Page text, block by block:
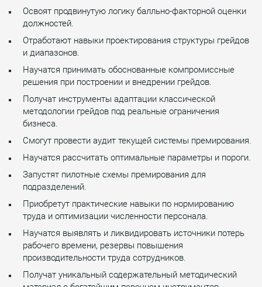
Освоят продвинутую логику балльно-факторной оценки
должностей.
Отработают навыки проектирования структуры грейдов
и диапазонов.
Научатся принимать обоснованные компромиссные
решения при построении и внедрении грейдов.
Получат инструменты адаптации классической
методологии грейдов под реальные ограничения
бизнеса.
Смогут провести аудит текущей системы премирования.
Научатся рассчитать оптимальные параметры и пороги.
Запустят пилотные схемы премирования для
подразделений.
Приобретут практические навыки по нормированию
труда и оптимизации численности персонала.
Научатся выявлять и ликвидировать источники потерь
рабочего времени, резервы повышения
производительности труда сотрудников.
Получат уникальный содержательный методический